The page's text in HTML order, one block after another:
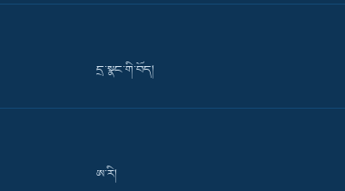
དྲ་སྣང་གི་བོད།
ཨ་རི།